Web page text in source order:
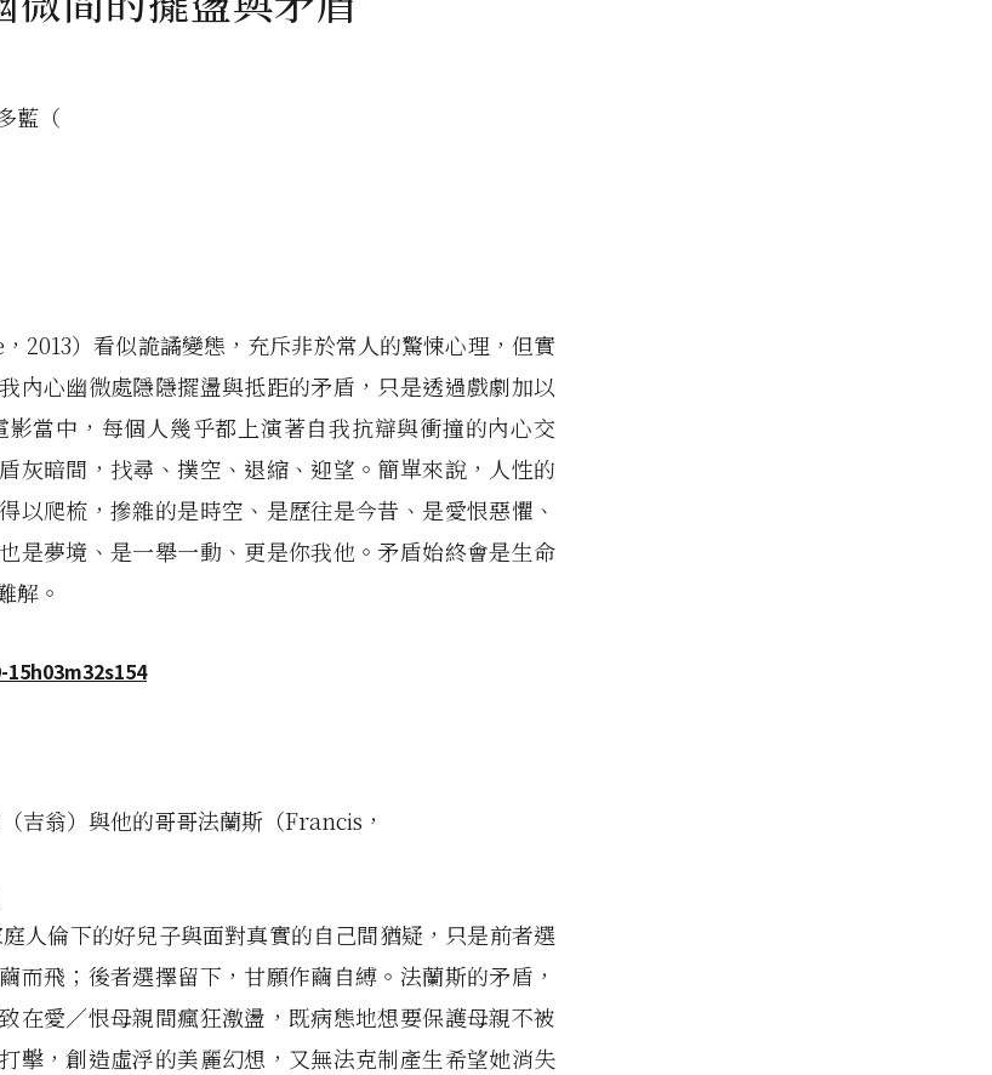
藍（
2013）看似詭譎變態，充斥非於常人的驚悚心理，但實
內心幽微處隱隱擺盪與抵距的矛盾，只是透過戲劇加以
當中，每個人幾乎都上演著自我抗辯與衝撞的內心交
灰暗間，找尋、撲空、退縮、迎望。簡單來說，人性的
以爬梳，摻雜的是時空、是歷往是今昔、是愛恨惡懼、
是夢境、是一舉一動、更是你我他。矛盾始終會是生命
解。
吉翁）與他的哥哥法蘭斯（Francis，
人倫下的好兒子與面對真實的自己間猶疑，只是前者選
而飛；後者選擇留下，甘願作繭自縛。法蘭斯的矛盾，
在愛／恨母親間瘋狂激盪，既病態地想要保護母親不被
擊，創造虛浮的美麗幻想，又無法克制產生希望她消失